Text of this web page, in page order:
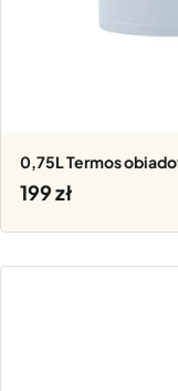
0,75L Termos
199